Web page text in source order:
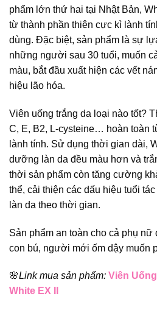
phẩm lớn thứ hai tại Nhật Bản,
từ thành phần thiên cực kì lành
dùng. Đặc biệt, sản phẩm là sự
những người sau 30 tuổi, muốn
màu, bắt đầu xuất hiện các vết
hiệu lão hóa.
Viên uống trắng da loại nào tốt?
C, E, B2, L-cysteine… hoàn toàn
lành tính. Sử dụng thời gian dài,
dưỡng làn da đều màu hơn và
thời sản phẩm còn tăng cường
thể, cải thiện các dấu hiệu tuổi
làn da theo thời gian.
Sản phẩm an toàn cho cả phụ nữ
con bú, người mới ốm dậy muốn
🌸Link mua sản phẩm: Viên
White EX II